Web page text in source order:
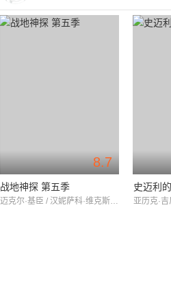
8.7
战地神探 第五季
迈克尔·基臣 / 汉妮萨科·维克斯 / 安东尼·豪威尔
史迈利